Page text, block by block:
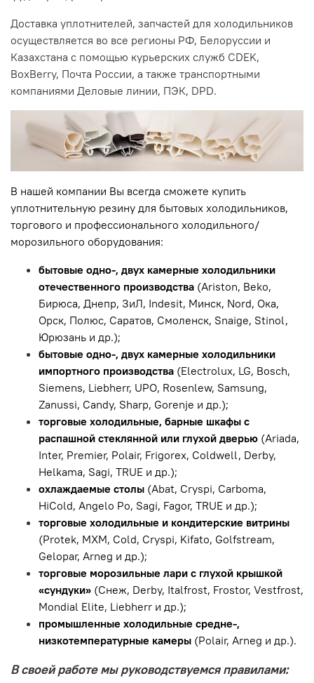
Доставка уплотнителей, запчастей для холодильников
осуществляется во все регионы РФ, Белоруссии и
Казахстана с помощью курьерских служб CDEK,
BoxBerry, Почта России, а также транспортными
компаниями Деловые линии, ПЭК, DPD.
В нашей компании Вы всегда cможете купить
уплотнительную резину для бытовых холодильников,
торгового и профессионального холодильного/
морозильного оборудования:
бытовые одно-, двух камерные холодильники
отечественного производства (Ariston, Beko,
Бирюса, Днепр, ЗиЛ, Indesit, Минск, Nord, Ока,
Орск, Полюс, Саратов, Смоленск, Snaige, Stinol,
Юрюзань и др.);
бытовые одно-, двух камерные холодильники
импортного производства (Electrolux, LG, Bosch,
Siemens, Liebherr, UPO, Rosenlew, Samsung,
Zanussi, Candy, Sharp, Gorenje и др.);
торговые холодильные, барные шкафы с
распашной стеклянной или глухой дверью (Ariada,
Inter, Premier, Polair, Frigorex, Coldwell, Derby,
Helkama, Sagi, TRUE и др.);
охлаждаемые столы (Abat, Cryspi, Carboma,
HiCold, Angelo Po, Sagi, Fagor, TRUE и др.);
торговые холодильные и кондитерские витрины
(Protek, МХМ, Cold, Cryspi, Kifato, Golfstream,
Gelopar, Arneg и др.);
торговые морозильные лари с глухой крышкой
«сундуки» (Снеж, Derby, Italfrost, Frostor, Vestfrost,
Mondial Elite, Liebherr и др.);
промышленные холодильные средне-,
низкотемпературные камеры (Polair, Arneg и др.).
В своей работе мы руководствуемся правилами: